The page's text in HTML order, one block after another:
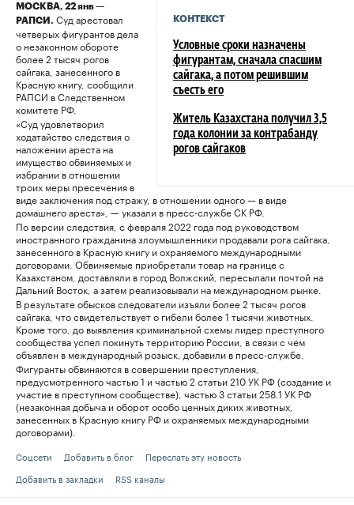
КОНТЕКСТ
Условные сроки назначены
фигурантам, сначала спасшим
сайгака, а потом решившим
съесть его
Житель Казахстана получил 3,5
года колонии за контрабанду
рогов сайгаков
МОСКВА, 22 янв —
РАПСИ. Суд арестовал
четверых фигурантов дела
о незаконном обороте
более 2 тысяч рогов
сайгака, занесенного в
Красную книгу, сообщили
РАПСИ в Следственном
комитете РФ.
«Суд удовлетворил
ходатайство следствия о
наложении ареста на
имущество обвиняемых и
избрании в отношении
троих меры пресечения в
виде заключения под стражу, в отношении одного — в виде
домашнего ареста», — указали в пресс-службе СК РФ.
По версии следствия, с февраля 2022 года под руководством
иностранного гражданина злоумышленники продавали рога сайгака,
занесенного в Красную книгу и охраняемого международными
договорами. Обвиняемые приобретали товар на границе с
Казахстаном, доставляли в город Волжский, пересылали почтой на
Дальний Восток, а затем реализовывали на международном рынке.
В результате обысков следователи изъяли более 2 тысяч рогов
сайгака, что свидетельствует о гибели более 1 тысячи животных.
Кроме того, до выявления криминальной схемы лидер преступного
сообщества успел покинуть территорию России, в связи с чем
объявлен в международный розыск, добавили в пресс-службе.
Фигуранты обвиняются в совершении преступления,
предусмотренного частью 1 и частью 2 статьи 210 УК РФ (создание и
участие в преступном сообществе), частью 3 статьи 258.1 УК РФ
(незаконная добыча и оборот особо ценных диких животных,
занесенных в Красную книгу РФ и охраняемых международными
договорами).
Соцсети Добавить в блог
Переслать эту новость
Добавить в закладки
RSS каналы